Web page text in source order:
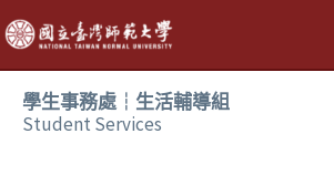
跳
至
主
學生事務處┆生活輔導組
Student Services